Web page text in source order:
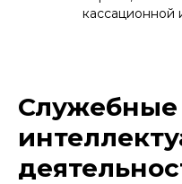
кассационной
Служебные